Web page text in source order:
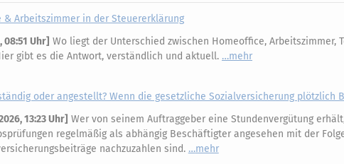
& Arbeitszimmer in der Steuererklärung
08:51 Uhr] Wo liegt der Unterschied zwischen Homeoffice, Arbeitszimmer,
gibt es die Antwort, verständlich und aktuell.
mehr
oder angestellt? Wenn die gesetzliche Sozialversicherung plötzlich
13:23 Uhr] Wer von seinem Auftraggeber eine Stundenvergütung
regelmäßig als abhängig Beschäftigter angesehen mit der
nachzuzahlen sind.
mehr